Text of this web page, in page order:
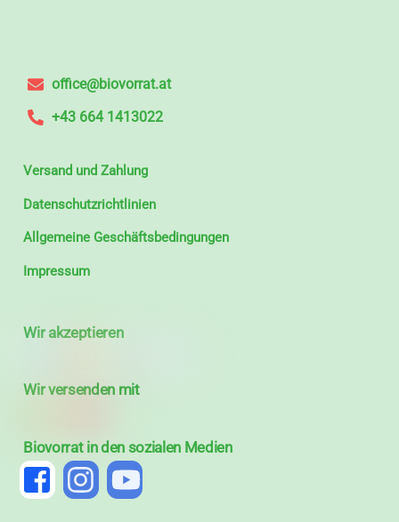
office@biovorrat.at
+43 664 1413022
Versand und Zahlung
Datenschutzrichtlinien
Allgemeine Geschäftsbedingungen
Impressum
Wir akzeptieren
Wir versenden mit
Biovorrat in den sozialen Medien